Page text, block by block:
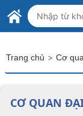
Skip to MainBỘ NGOẠI
MINISTRY
Trang chủ > Cơ
CƠ QUAN